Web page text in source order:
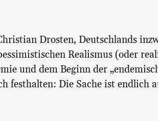
Drosten, Deutschlands
Realismus (oder
und dem Beginn der
festhalten: Die Sache ist endlich